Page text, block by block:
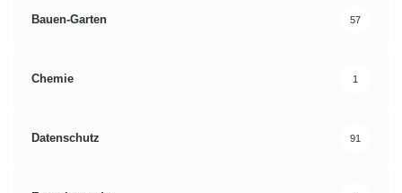
Bauen-Garten 57
Chemie 1
Datenschutz 91